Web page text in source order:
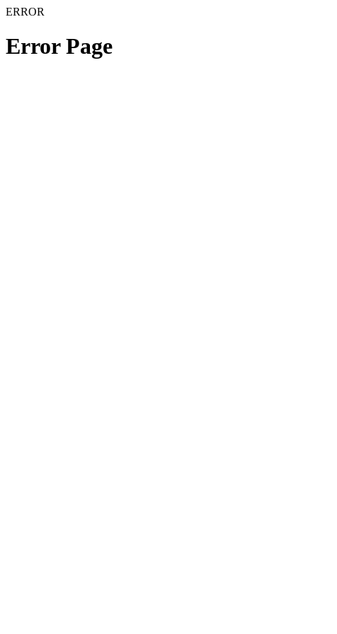
ERROR
Error Page